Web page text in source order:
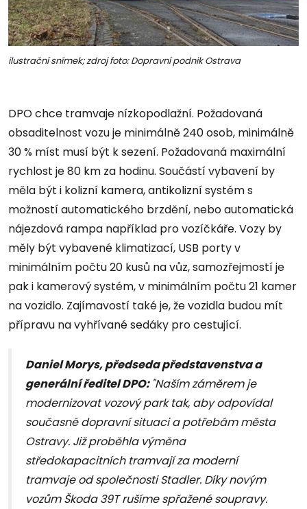
ilustrační snímek; zdroj foto: Dopravní podnik Ostrava
DPO chce tramvaje nízkopodlažní. Požadovaná
obsaditelnost vozu je minimálně 240 osob, minimálně
30 % míst musí být k sezení. Požadovaná maximální
rychlost je 80 km za hodinu. Součástí vybavení by
měla být i kolizní kamera, antikolizní systém s
možností automatického brzdění, nebo automatická
nájezdová rampa například pro vozíčkáře. Vozy by
měly být vybavené klimatizací, USB porty v
minimálním počtu 20 kusů na vůz, samozřejmostí je
pak i kamerový systém, v minimálním počtu 21 kamer
na vozidlo. Zajímavostí také je, že vozidla budou mít
přípravu na vyhřívané sedáky pro cestující.
Daniel Morys, předseda představenstva a
generální ředitel DPO: "Naším záměrem je
modernizovat vozový park tak, aby odpovídal
současné dopravní situaci a potřebám města
Ostravy. Již proběhla výměna
středokapacitních tramvají za moderní
tramvaje od společnosti Stadler. Díky novým
vozům Škoda 39T rušíme spřažené soupravy.